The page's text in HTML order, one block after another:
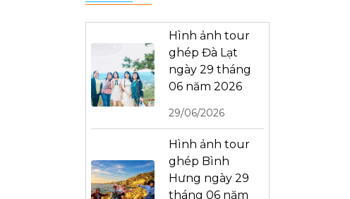
Hình ảnh tour
ghép Đà Lạt
ngày 29 tháng
06 năm 2026
29/06/2026
Hình ảnh tour
ghép Bình
Hưng ngày 29
tháng 06 năm